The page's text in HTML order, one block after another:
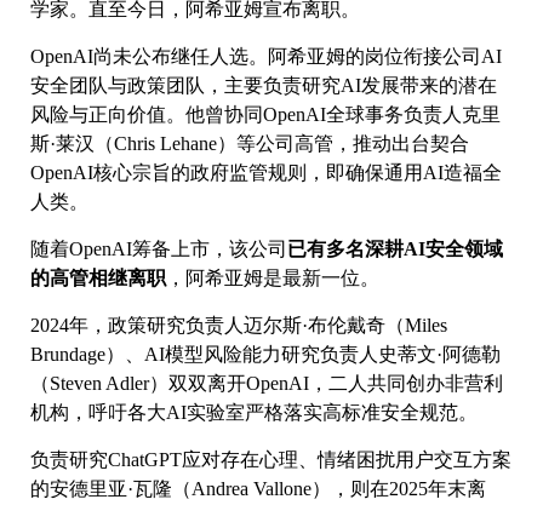
学家。直至今日，阿希亚姆宣布离职。
OpenAI尚未公布继任人选。阿希亚姆的岗位衔接公司AI
安全团队与政策团队，主要负责研究AI发展带来的潜在
风险与正向价值。他曾协同OpenAI全球事务负责人克里
斯·莱汉（Chris Lehane）等公司高管，推动出台契合
OpenAI核心宗旨的政府监管规则，即确保通用AI造福全
人类。
随着OpenAI筹备上市，该公司 已有多名深耕AI安全领域
的高管相继离职 ，阿希亚姆是最新一位。
2024年，政策研究负责人迈尔斯·布伦戴奇（Miles
Brundage）、AI模型风险能力研究负责人史蒂文·阿德勒
（Steven Adler）双双离开OpenAI，二人共同创办非营利
机构，呼吁各大AI实验室严格落实高标准安全规范。
负责研究ChatGPT应对存在心理、情绪困扰用户交互方案
的安德里亚·瓦隆（Andrea Vallone），则在2025年末离